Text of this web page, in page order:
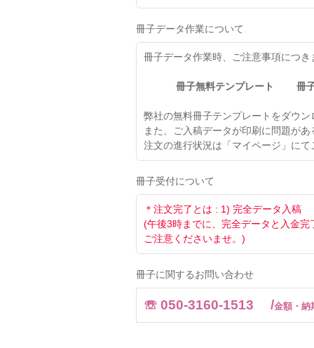
冊子データ作業について
冊子データ作業時、ご注意事項につ
冊子無料テンプレート 冊
弊社の無料冊子テンプレートをダウ
また、ご入稿データが印刷に問題が
注文の進行状況は「マイページ」に
冊子受付について
＊注文完了とは : 1) 完全データ入稿
(午後3時までに、完全データと入金
ご注意くださいませ。)
冊子に関するお問い合わせ
☏ 050-3160-1513 /金額・納